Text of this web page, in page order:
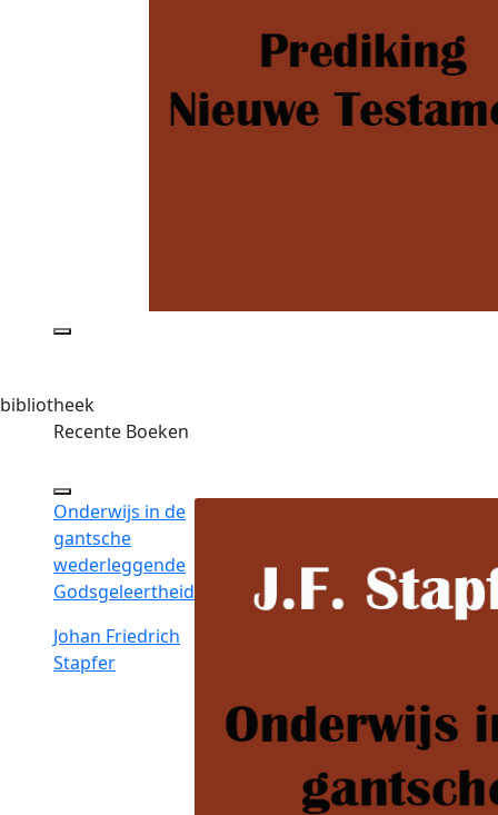
bibliotheek
Recente Boeken
Onderwijs in de
gantsche
wederleggende
Godsgeleertheid
Johan Friedrich
Stapfer